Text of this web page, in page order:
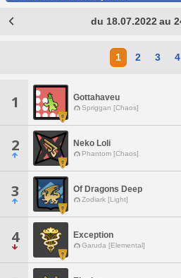
du 18.07.2022 au
1 2 3 4
1 Gottahaveu
Spriggan [Chaos]
2 Neko Loli
Phantom [Chaos]
3 Of Dragons Deep
Zodiark [Light]
4 Exception
Garuda [Elemental]